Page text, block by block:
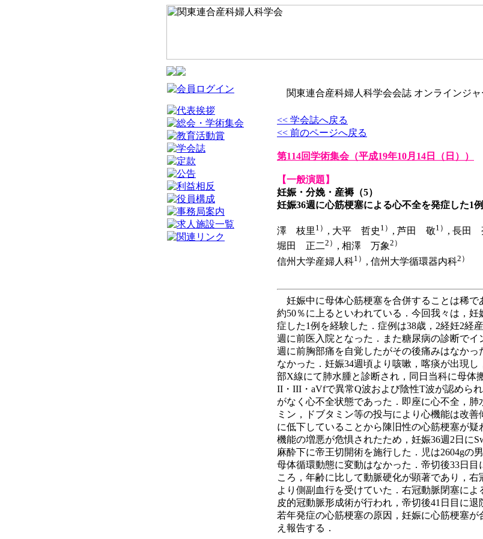
関東連合産科婦人科学会会誌 オンラインジャ
<< 学会誌へ戻る
<< 前のページへ戻る
第114回学術集会（平成19年10月14日（日））
【一般演題】
妊娠・分娩・産褥（5）
妊娠36週に心筋梗塞による心不全を発症した1例
澤 枝里 1） , 大平 哲史 1） , 芦田 敬1） , 長田
堀田 正二2） , 相澤 万象2）
信州大学産婦人科1） , 信州大学循環器内科2）
妊娠中に母体心筋梗塞を合併することは稀で
約50％に上るといわれている．今回我々は，
症した1例を経験した．症例は38歳，2経妊2経
週に前医入院となった．また糖尿病の診断で
週に前胸部痛を自覚したがその後痛みはなか
なかった．妊娠34週頃より咳嗽，喀痰が出現
部X線にて肺水腫と診断され，同日当科に母体
II・III・aVfで異常Q波および陰性T波が認めら
がなく心不全状態であった．即座に心不全，
ミン，ドブタミン等の投与により心機能は改
に低下していることから陳旧性の心筋梗塞が
機能の増悪が危惧されたため，妊娠36週2日に
麻酔下に帝王切開術を施行した．児は2604gの
母体循環動態に変動はなかった．帝切後33日
ころ，年齢に比して動脈硬化が顕著であり，
より側副血行を受けていた．右冠動脈閉塞に
皮的冠動脈形成術が行われ，帝切後41日目に
若年発症の心筋梗塞の原因，妊娠に心筋梗塞
え報告する．